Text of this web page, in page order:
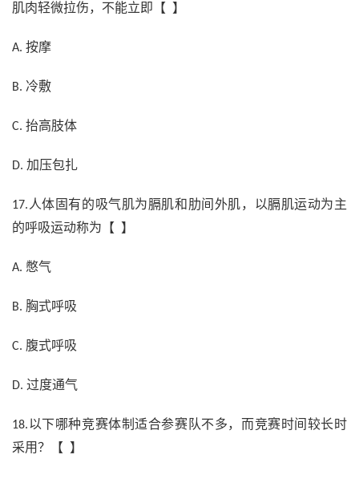
肌肉轻微拉伤，不能立即【 】
A. 按摩
B. 冷敷
C. 抬高肢体
D. 加压包扎
17. 人体固有的吸气肌为膈肌和肋间外肌，以膈肌运动为主
的呼吸运动称为【 】
A. 憋气
B. 胸式呼吸
C. 腹式呼吸
D. 过度通气
18.以下哪种竞赛体制适合参赛队不多，而竞赛时间较长时
采用？【 】